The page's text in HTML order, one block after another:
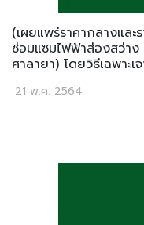
(เผยแพร่ราคากลางและ
ซ่อมแซมไฟฟ้าส่องสว่
ศาลายา) โดยวิธีเฉพาะเ
21 พ.ค. 2564